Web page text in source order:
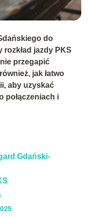
do
rozkład jazdy PKS
przegapić
jak łatwo
aby uzyskać
połączeniach i
Gdański-